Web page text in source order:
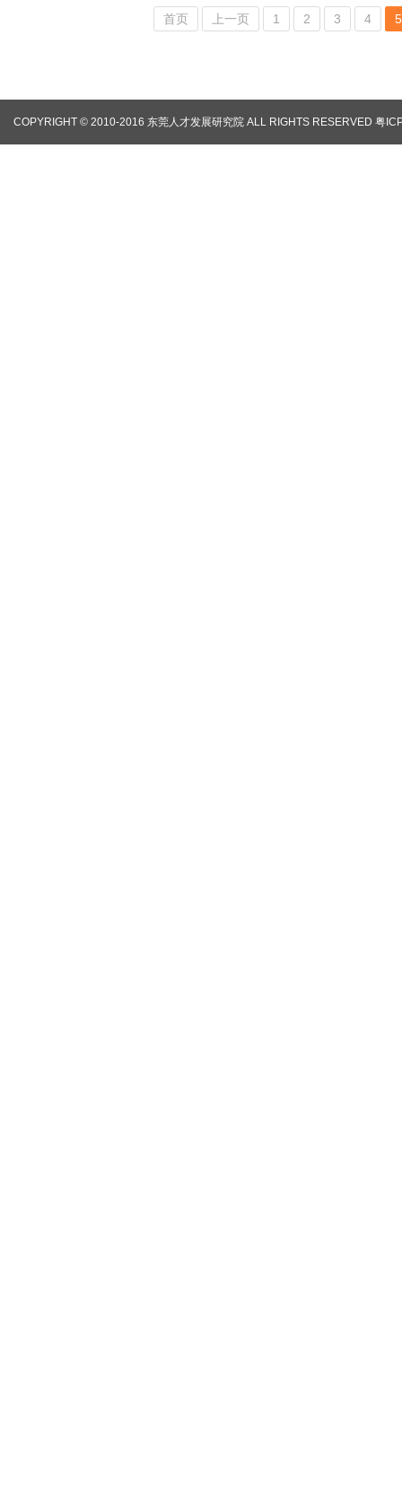
首页 上一页 1 2 3 4 5
COPYRIGHT © 2010-2016 东莞人才发展研究院 ALL RIGHTS RESERVED 粤